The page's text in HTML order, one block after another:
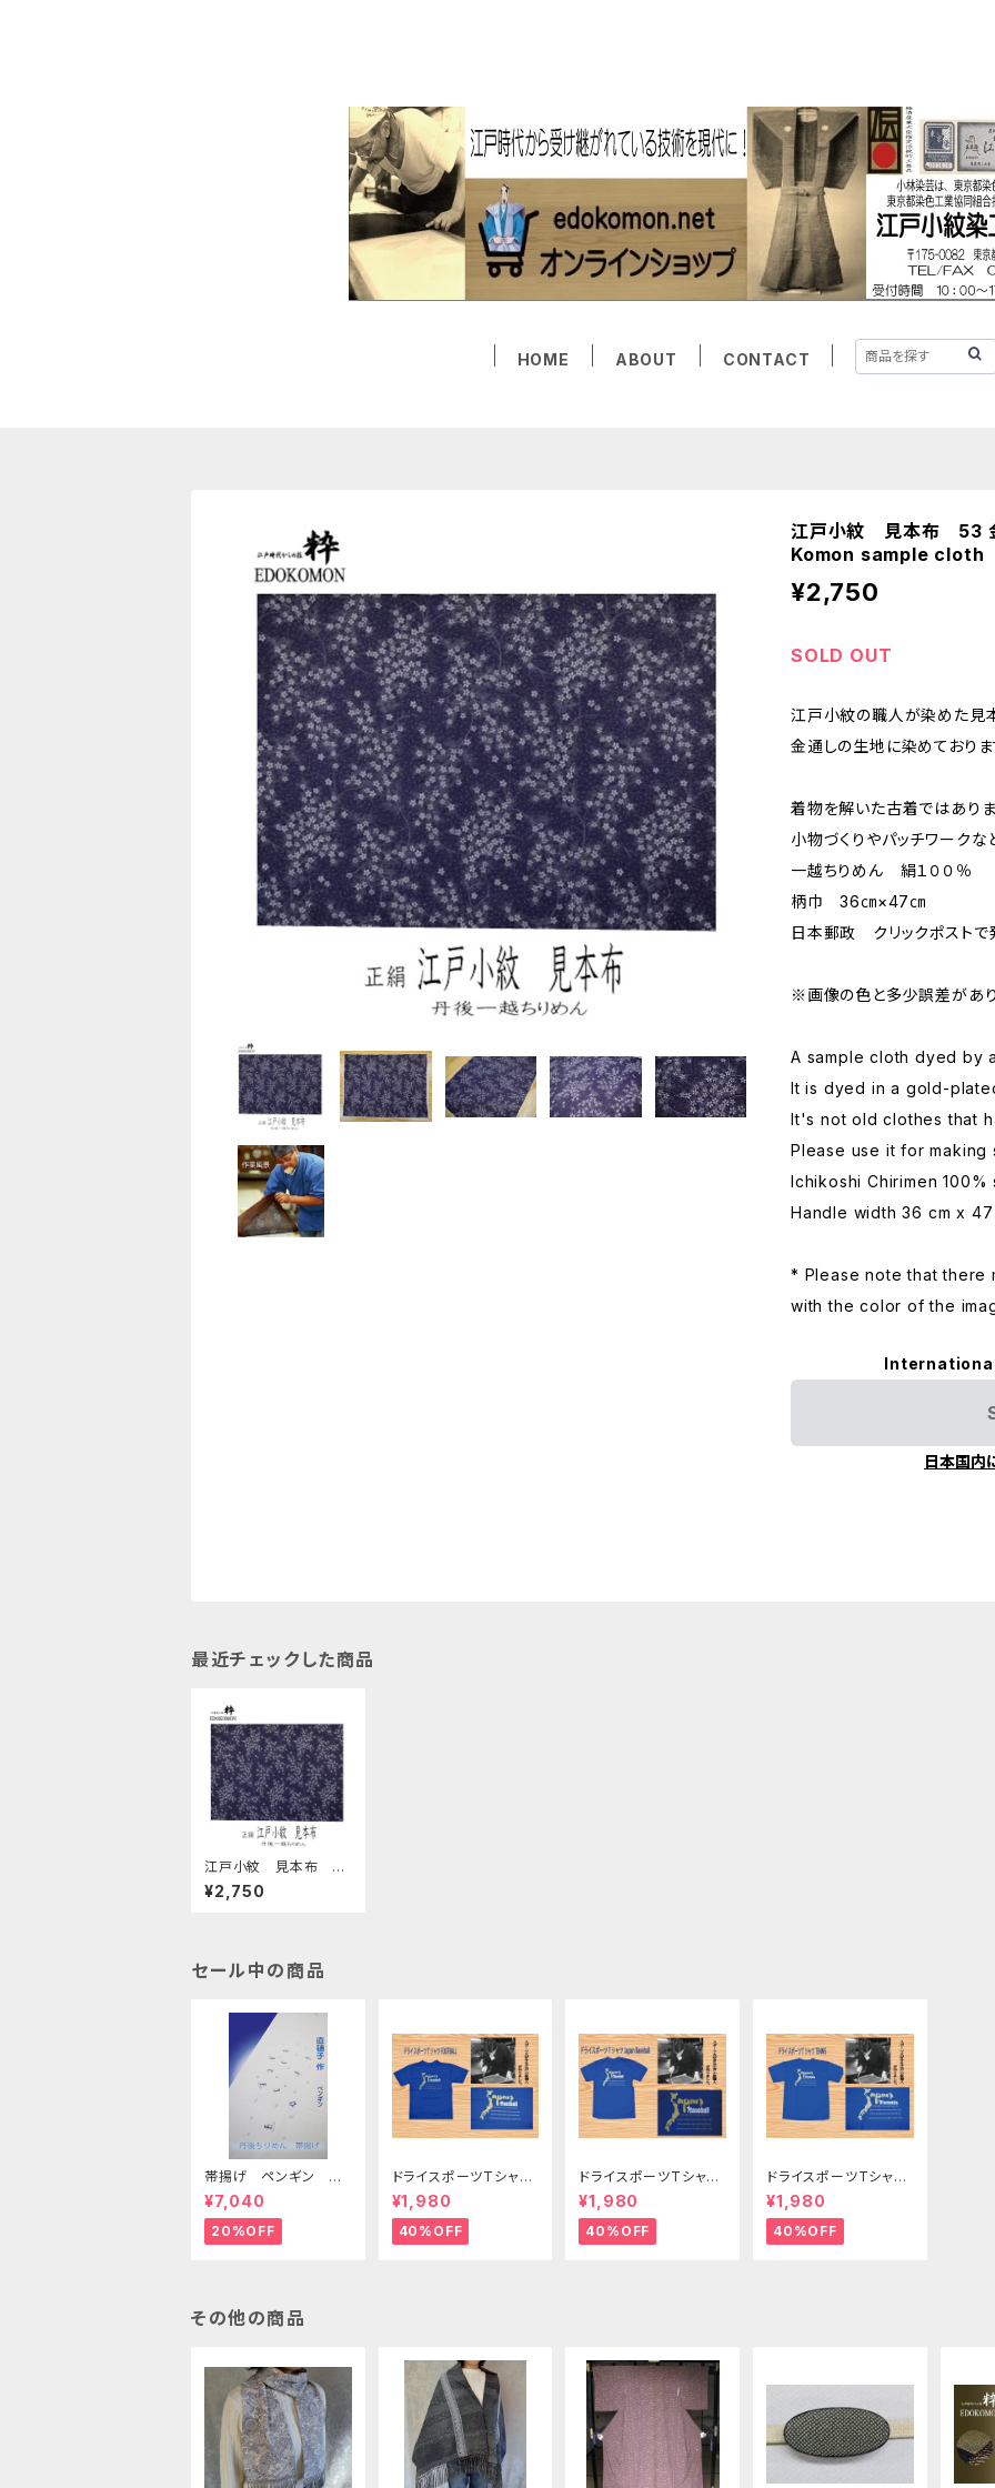
HOME ABOUT CONTACT
江戸小紋 見本布 53
Komon sample
¥2,750
SOLD OUT
江戸小紋の職人が染めた見
金通しの生地に染めておりま
着物を解いた古着ではありま
小物づくりやパッチワークな
一越ちりめん 絹１００％
柄巾 36㎝×47㎝
日本郵政 クリックポストで
※画像の色と多少誤差があ
A sample cloth dyed by
It is dyed in a gold-
It's not old clothes that
Please use it for making
Ichikoshi Chirimen 100%
Handle width 36 cm x
* Please note that there
with the color of the
日本国内
最近チェックした商品
江戸小紋 見本布 53
金通し生地「花梨」紫
地 Edo Komon sam
¥2,750
セール中の商品
帯揚げ ペンギン 淡
いグレー色 （少々染料
とびあり）
¥7,040
20%OFF
ドライスポーツTシャツ
サッカー
¥1,980
40%OFF
ドライスポーツTシャツ
野球
¥1,980
40%OFF
ドライスポーツTシャツ
テニス
¥1,980
40%OFF
その他の商品